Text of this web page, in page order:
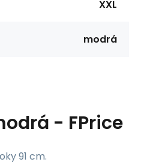
XXL
modrá
- FPrice
91 cm.